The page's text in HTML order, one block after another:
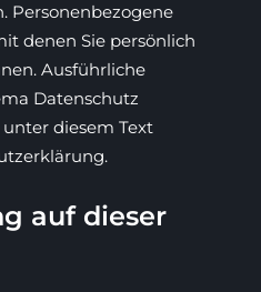
Personenbezogene
denen Sie persönlich
Ausführliche
Datenschutz
diesem Text
auf dieser